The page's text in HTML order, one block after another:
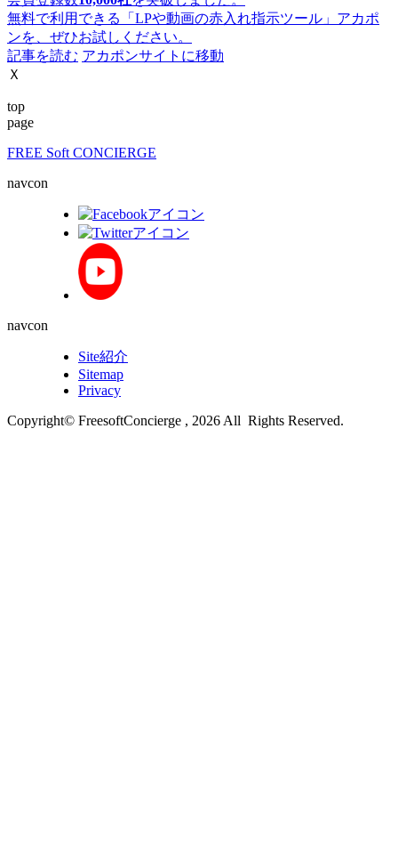
無料で利用できる「LPや動画の赤入れ指示ツール」アカポ
ンを、ぜひお試しください。
記事を読む アカポンサイトに移動
Ｘ
top
page
FREE Soft CONCIERGE
navcon
navcon
Site紹介
Sitemap
Privacy
Copyright© FreesoftConcierge , 2026 All Rights Reserved.